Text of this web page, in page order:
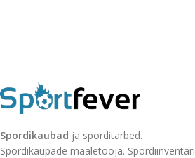
Spordikaubad ja sporditarbed.
Spordikaupade maaletooja. Spordiinventari